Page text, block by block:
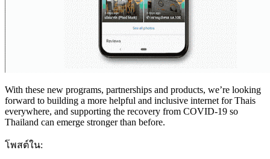
With these new programs, partnerships and products, we’re looking
forward to building a more helpful and inclusive internet for Thais
everywhere, and supporting the recovery from COVID-19 so
Thailand can emerge stronger than before.
โพสต์ใน: